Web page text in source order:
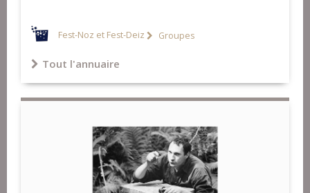
Fest-Noz et Fest-Deiz Groupes
Tout l'annuaire